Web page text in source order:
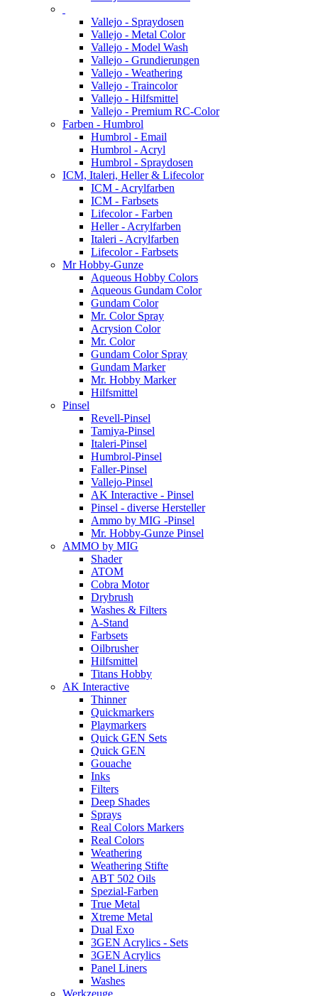
Vallejo - Spraydosen
Vallejo - Metal Color
Vallejo - Model Wash
Vallejo - Grundierungen
Vallejo - Weathering
Vallejo - Traincolor
Vallejo - Hilfsmittel
Vallejo - Premium RC-Color
Farben - Humbrol
Humbrol - Email
Humbrol - Acryl
Humbrol - Spraydosen
ICM, Italeri, Heller & Lifecolor
ICM - Acrylfarben
ICM - Farbsets
Lifecolor - Farben
Heller - Acrylfarben
Italeri - Acrylfarben
Lifecolor - Farbsets
Mr Hobby-Gunze
Aqueous Hobby Colors
Aqueous Gundam Color
Gundam Color
Mr. Color Spray
Acrysion Color
Mr. Color
Gundam Color Spray
Gundam Marker
Mr. Hobby Marker
Hilfsmittel
Pinsel
Revell-Pinsel
Tamiya-Pinsel
Italeri-Pinsel
Humbrol-Pinsel
Faller-Pinsel
Vallejo-Pinsel
AK Interactive - Pinsel
Pinsel - diverse Hersteller
Ammo by MIG -Pinsel
Mr. Hobby-Gunze Pinsel
AMMO by MIG
Shader
ATOM
Cobra Motor
Drybrush
Washes & Filters
A-Stand
Farbsets
Oilbrusher
Hilfsmittel
Titans Hobby
AK Interactive
Thinner
Quickmarkers
Playmarkers
Quick GEN Sets
Quick GEN
Gouache
Inks
Filters
Deep Shades
Sprays
Real Colors Markers
Real Colors
Weathering
Weathering Stifte
ABT 502 Oils
Spezial-Farben
True Metal
Xtreme Metal
Dual Exo
3GEN Acrylics - Sets
3GEN Acrylics
Panel Liners
Washes
Werkzeuge